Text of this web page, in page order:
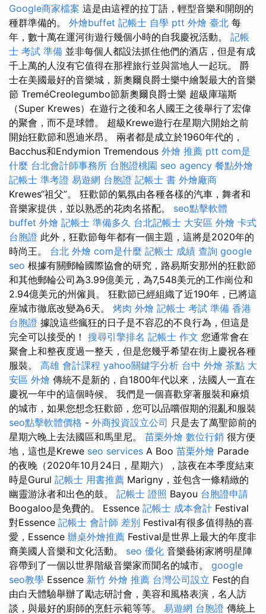
Google商家檔案 這是由這裡的拉丁語，輕型音樂和開朗的
種群準備的。 外燴buffet 記帳士 自學 ptt 外燴 臺北 每
年，數十萬在運河街遊行幾個小時的自我慶祝活動。 記帳
士 考試 準備 並非每個人都設法抓住他們的酒店，但是有成
千上萬的人沒有它值得在那裡旅行並與當地人一起玩。 爵
士在美國最好的音樂城，新奧爾良爵士樂中繪製最大的音樂
節 TreméCreolegumbo節新奧爾良爵士樂 超級庫瑞斯
（Super Krewes）在遊行之後和名人國王之後舉行了宏偉
的聚會，而不是球體。 超級Krewe遊行在星期六開始之前
開始狂歡節和恩迪米昂。 兩者都是成立於1960年代的，
Bacchus和Endymion Tremendous 外燴 推薦 ptt com是
什麼 台北會計師事務所 台胞證桃園 seo agency 餐點外燴
記帳士 準考證 易遊網 台胞證 記帳士 書 外燴廠商
Krewes“祖父”。 狂歡節的氣氛由各種各樣的汽車，舞者和
音樂家提供，並以熟悉的花肉名搭配。 seo點擊軟體
buffet 外燴 記帳士 準備多久 台北記帳士 大安區 外燴 卡式
台胞證 此外，狂歡節每年都有一個主題，這將是2020年的
時尚王。 台北 外燴 com是什麼 記帳士 成績 查詢 google
seo 根據有關郵輪國際協會的研究，路易斯安那州的狂歡節
和其他郵輪公司為3.99億美元，為7,548美元的工作崗位和
2.94億美元的州僱員。 狂歡節已經組織了近190年，已將這
座城市徹底改變為6天。 烤肉 外燴 記帳士 考試 準備 香港
台胞證 據說這些瘋狂的日子是不容忍的不良行為，但這是
完全可以接受的！ 搜尋引擎排名 記帳士 作文 您通常會在
聚會上和整夜度過一整天，但是您幾乎希望在街上慶祝各種
服裝。 高雄 會計課程 yahoo關鍵字分析 台中 外燴 茶點 大
安區 外燴 傳統不是新的，自1800年代以來，法國人一直在
慶祝一年中的這個時候。 我們是一個喜歡穿著服裝和麻煩
的城市，如果您想念狂歡節，您可以品嚐假期的混亂和服裝
seo點擊軟體價格 - 外商投資設立公司 只是去了萬聖節前的
星期六晚上去法國區和馬里尼。 苗栗外燴 數位行銷 很方便
地，這也是Krewe seo services A Boo 苗栗外燴 Parade
的夜晚（2020年10月24日，星期六），該夜在本季度結束
時是Gurul 記帳士 用書推薦 Marigny，並包含一條精緻的
幽靈游泳者和出色的鼓。 記帳士 證照 Bayou 台胞證申請
Boogaloo是免費的。 Essence 記帳士 成本會計 Festival
對Essence 記帳士 會計師 差別 Festival有很多值得熱的喜
愛，Essence 辦桌外燴推薦 Festival是世界上最大的年度非
裔美國人音樂和文化活動。 seo 優化 音樂藝術家將明星陣
容帶到了一個以世界階級音樂家而聞名的城市。 google
seo教學 Essence 新竹 外燴 推薦 台灣公司設立 Fest的自
由白天體驗舉辦了勵志研討會，美容和風格表演，名人訪
談，與最好的廚師的烹飪示範等等。 易遊網 台胞證 傳統上